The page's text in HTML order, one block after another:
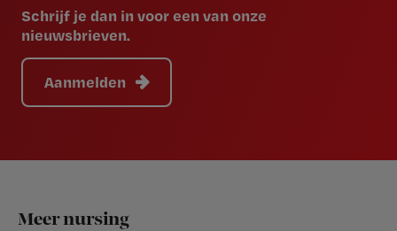
Schrijf je dan in voor een van onze
nieuwsbrieven.
Aanmelden
Footer
Meer nursing